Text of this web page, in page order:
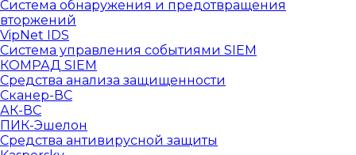
Система обнаружения и предотвращения
вторжений
VipNet IDS
Система управления событиями SIEM
КОМРАД SIEM
Средства анализа защищенности
Сканер-ВС
АК-ВС
ПИК-Эшелон
Средства антивирусной защиты